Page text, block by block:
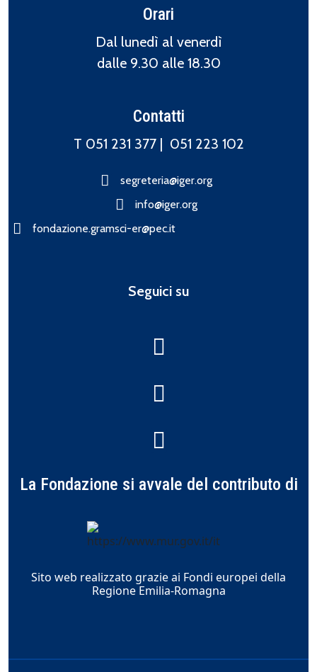
Orari
Dal lunedì al venerdì
dalle 9.30 alle 18.30
Contatti
T 051 231 377 | 051 223 102
segreteria@iger.org
info@iger.org
fondazione.gramsci-er@pec.it
Seguici su
La Fondazione si avvale del contributo di
Sito web realizzato grazie ai Fondi europei della
Regione Emilia-Romagna